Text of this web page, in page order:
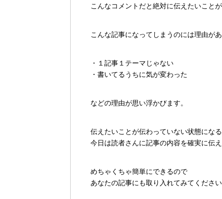
こんなコメントだと絶対に伝えたいこと
こんな記事になってしまうのには理由があ
・１記事１テーマじゃない
・書いてるうちに気が変わった
などの理由が思い浮かびます。
伝えたいことが伝わっていない状態にな
今日は読者さんに記事の内容を確実に伝
めちゃくちゃ簡単にできるので
あなたの記事にも取り入れてみてください